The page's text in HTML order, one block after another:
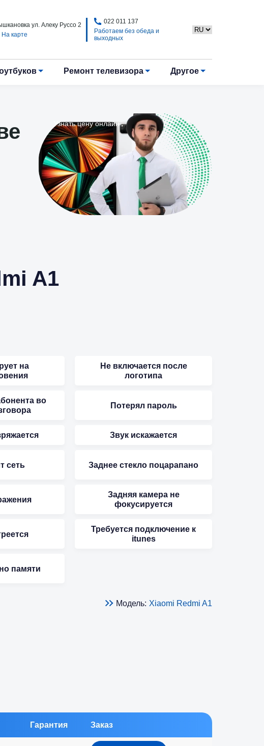
ул. Алеку Руссо 2
На карте
022 011 137
Работаем без обеда и
выходных
Ремонт телевизора Другое
Узнать цену онлайн
A1
на
Не включается после
логотипа
во
Потерял пароль
Звук искажается
сеть Заднее стекло поцарапано
Задняя камера не
фокусируется
Требуется подключение к
itunes
памяти
Модель: Xiaomi Redmi A1
Гарантия Заказ